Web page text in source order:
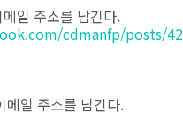
일 주소를 남긴다.
cdmanfp/posts/
메일 주소를 남긴다.